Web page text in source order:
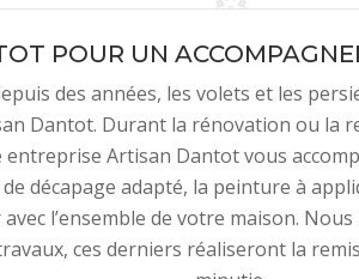
POUR UN
des années, les volets et les
Dantot. Durant la rénovation ou la
entreprise Artisan Dantot vous
décapage adapté, la peinture à
l’ensemble de votre maison.
ces derniers réaliseront la